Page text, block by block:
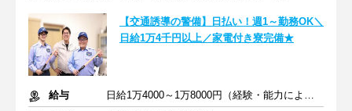
【交通誘導の警備】日払い！週1～勤務OK＼
日給1万4千円以上／家電付き寮完備★
給与
日給1万4000～1万8000円（経験・能力による）